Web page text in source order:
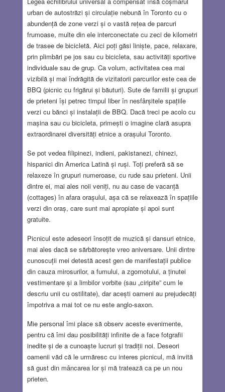
urban de autostrăzi și circulație nebună în Toronto cu o
abundență de zone verzi și o vastă rețea de parcuri
frumoase, multe din ele interconectate cu zeci de kilometri
de trasee de bicicletă. Aici poți găsi liniște, pace, relaxare,
prin plimbări pe jos sau cu bicicleta, sau activități sportive
individuale sau de grup. Ca volum, activitatea cea mai
vizibilă și mai îndrăgită de vizitatorii parcurilor este cea de
BBQ (picnic cu frigărui și băuturi). Sute de familii și grupuri
de prieteni își petrec timpul liber în nesfârșitele spațiile
verzi cu bănci și instalații de BBQ. Dacă treci pe acolo cu
mașina sau cu bicicleta, primești o imagine clară asupra
extraordinarei diversități etnice a orașului Toronto.
Se pot vedea filipinezi, indieni, pakistanezi, chinezi,
hispanici din America Latină și ruși. Toți preferă să se
relaxeze în grupuri numeroase, cu rude sau prieteni. Unii
dintre ei, mai ales noii veniți, nu au case de vacanță
(cottages) în afara orașului, așa că se relaxează în spațiile
verzi din oraș, care sunt mai apropiate și apoi sunt
gratuite.
Picnicul este adeseori însoțit de muzică și dansuri etnice,
mai ales dacă se sărbătorește vreo aniversare. Unii dintre
cunoscuții mei detestă acest gen de manifestații publice
din cauza mirosurilor, a fumului, a zgomotului, a ținutei
vestimentare și a limbilor vorbite (sau „ciripite” cum le
descriu unii cu ostilitate), dar acești oameni au prejudecăți
împotriva a mai tot ce nu este anglo-saxon.
Mie personal îmi place să observ aceste evenimente,
pentru că îmi dau posibilități infinite de a face fotgrafii
inedite și de a cunoaște lucruri și tradiții noi. Deseori
oamenii văd că le urmăresc cu interes picnicul, mă invită
să gust din mâncarea lor și mă tratează ca pe un nou
prieten.